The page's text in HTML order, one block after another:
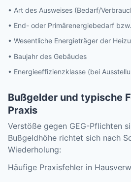
• Art des Ausweises (Bedarf/
• End- oder Primärenergiebedarf
• Wesentliche Energieträger der
• Baujahr des Gebäudes
• Energieeffizienzklasse (bei
Bußgelder und typische
Praxis
Verstöße gegen GEG-Pflichten
Bußgeldhöhe richtet sich nach
Wiederholung:
Häufige Praxisfehler in